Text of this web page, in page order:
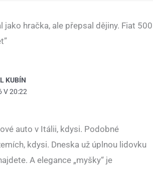
jako hračka, ale přepsal dějiny. Fiat 500
KUBÍN
V 20:22
auto v Itálii, kdysi. Podobné
kdysi. Dneska už úplnou lidovku
A elegance „myšky“ je